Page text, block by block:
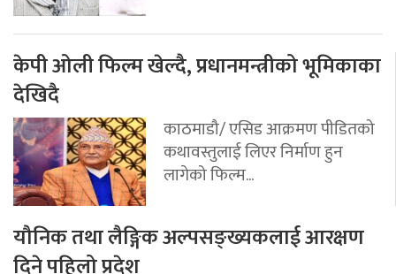
केपी ओली फिल्म खेल्दै, प्रधानमन्त्रीको भूमिकाका
देखिदै
काठमाडौ/ एसिड आक्रमण पीडितको
कथावस्तुलाई लिएर निर्माण हुन
लागेको फिल्म...
यौनिक तथा लैङ्गिक अल्पसङ्ख्यकलाई आरक्षण
दिने पहिलो प्रदेश